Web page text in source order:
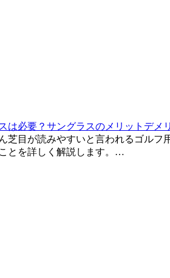
は必要？サングラスのメリットデメ
芝目が読みやすいと言われるゴル
とを詳しく解説します。…